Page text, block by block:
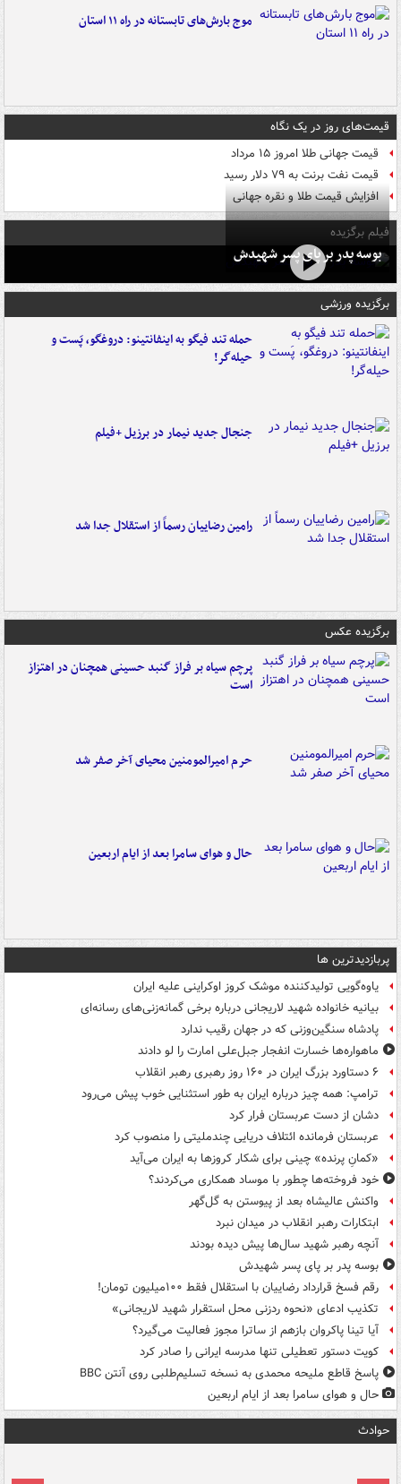
موج بارش‌های تابستانه در راه ۱۱ استان
قیمت‌های روز در یک نگاه
قیمت جهانی طلا امروز ۱۵ مرداد
قیمت نفت برنت به ۷۹ دلار رسید
افزایش قیمت طلا و نقره جهانی
فیلم برگزیده
بوسه‌ پدر بر پای پسر شهیدش
برگزیده ورزشی
حمله تند فیگو به اینفانتینو: دروغگو، پَست‌ و
حیله‌گر!
جنجال جدید نیمار در برزیل +فیلم
رامین رضاییان رسماً از استقلال جدا شد
برگزیده عکس
پرچم سیاه بر فراز گنبد حسینی همچنان در اهتزاز
است
حرم امیرالمومنین محیای آخر صفر شد
حال و هوای سامرا بعد از ایام اربعین
پربازدیدترین ها
یاوه‌گویی تولیدکننده موشک کروز اوکراینی علیه ایران
بیانیه خانواده شهید لاریجانی درباره برخی گمانه‌زنی‌های رسانه‌ای
پادشاه سنگین‌وزنی که در جهان رقیب ندارد
ماهواره‌ها خسارت انفجار جبل‌علی امارت را لو دادند
۶ دستاورد بزرگ ایران در ۱۶۰ روز رهبری رهبر انقلاب
ترامپ: همه چیز درباره ایران به طور استثنایی خوب پیش می‌رود
دشان از دست عربستان فرار کرد
عربستان فرمانده ائتلاف دریایی چندملیتی را منصوب کرد
«کمانِ پرنده» چینی برای شکار کروزها به ایران می‌آید
خود فروخته‌ها چطور با موساد همکاری می‌کردند؟
واکنش عالیشاه بعد از پیوستن به گل‌گهر
ابتکارات رهبر انقلاب در میدان نبرد
آنچه رهبر شهید سال‌ها پیش دیده بودند
بوسه‌ پدر بر پای پسر شهیدش
رقم فسخ قرارداد رضاییان با استقلال فقط ۱۰۰میلیون تومان!
تکذیب ادعای «نحوه ردزنی محل استقرار شهید لاریجانی»
آیا تینا پاکروان بازهم از ساترا مجوز فعالیت می‌گیرد؟
کویت دستور تعطیلی تنها مدرسه ایرانی را صادر کرد
پاسخ قاطع ملیحه محمدی به نسخه تسلیم‌طلبی روی آنتن BBC
حال و هوای سامرا بعد از ایام اربعین
حوادث